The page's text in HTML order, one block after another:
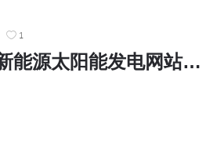
1
高端大气绿色新能源太阳能发电网站设计